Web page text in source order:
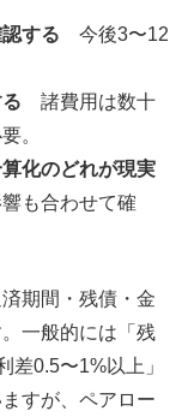
する 今後3〜12
諸費用は数十
。
化のどれが現実
も合わせて確
期間・残債・金
一般的には「残
差0.5〜1%以上」
すが、ペアロー